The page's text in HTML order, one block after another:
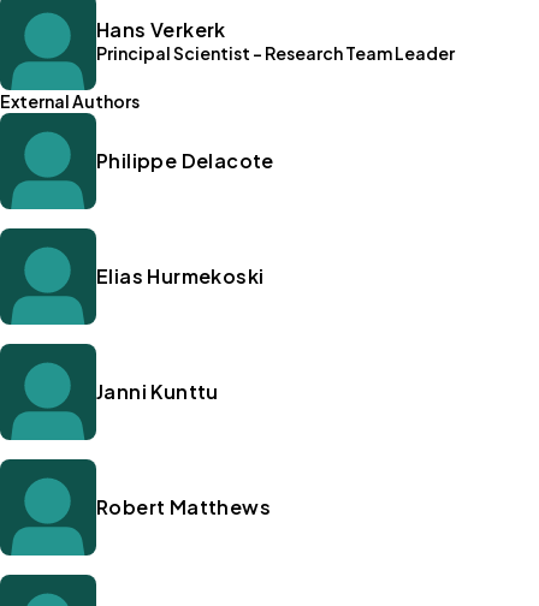
Hans Verkerk
Principal Scientist - Research Team Leader
External Authors
Philippe Delacote
Elias Hurmekoski
Janni Kunttu
Robert Matthews